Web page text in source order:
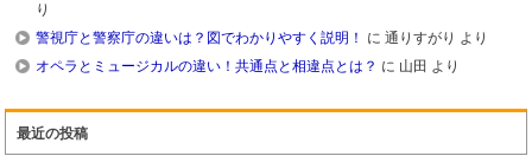
り
警視庁と警察庁の違いは？図でわかりやすく説明！
に通りすがり より
オペラとミュージカルの違い！共通点と相違点とは？ に 山田 より
最近の投稿